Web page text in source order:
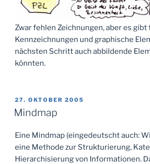
Zwar fehlen Zeichnungen, aber es gibt
Kennzeichnungen und graphische
nächsten Schritt auch abbildende
könnten.
VERÖFFENTLICHT
AM
27. OKTOBER 2005
Mindmap
Eine Mindmap (eingedeutscht auch:
eine Methode zur Strukturierung,
Hierarchisierung von Informationen.